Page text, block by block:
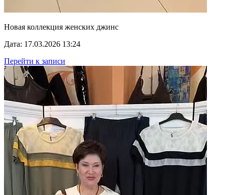
Новая коллекция женских джинс
Дата: 17.03.2026 13:24
Перейти к записи